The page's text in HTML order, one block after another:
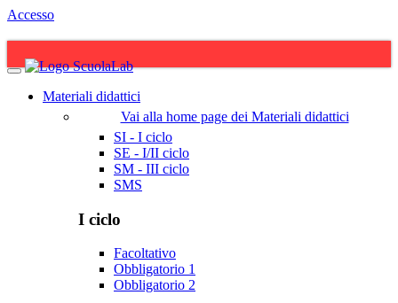
Accesso
Materiali didattici
Vai alla home page dei Materiali didattici
SI - I ciclo
SE - I/II ciclo
SM - III ciclo
SMS
I ciclo
Facoltativo
Obbligatorio 1
Obbligatorio 2